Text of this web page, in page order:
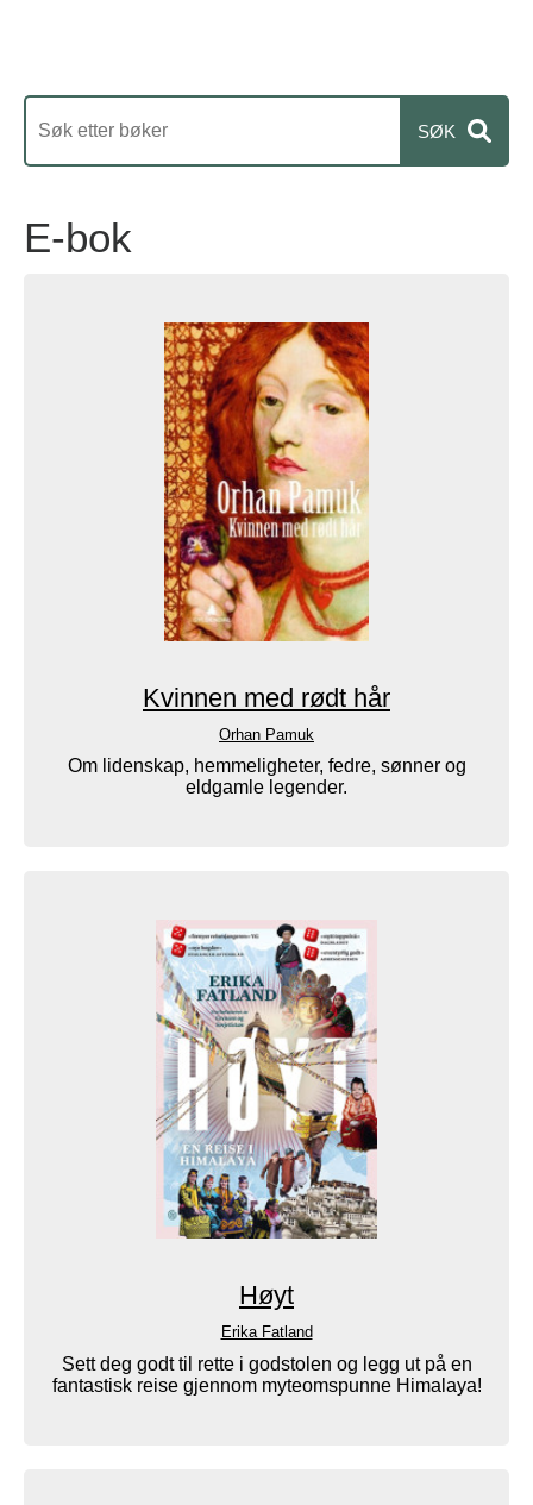
E-bok
Kvinnen med rødt hår
Orhan Pamuk
Om lidenskap, hemmeligheter, fedre, sønner og
eldgamle legender.
Høyt
Erika Fatland
Sett deg godt til rette i godstolen og legg ut på en
fantastisk reise gjennom myteomspunne Himalaya!